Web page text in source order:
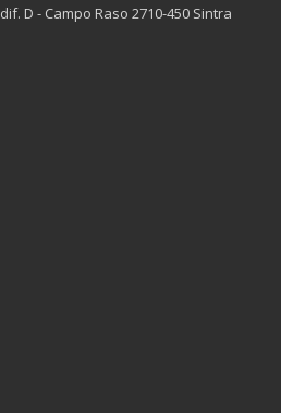
D - Campo Raso 2710-450 Sintra